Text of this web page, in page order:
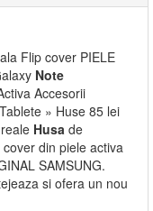
Flip cover PIELE
Note
Accesorii
» Huse 85 lei
Husa de
din piele activa
SAMSUNG.
si ofera un nou